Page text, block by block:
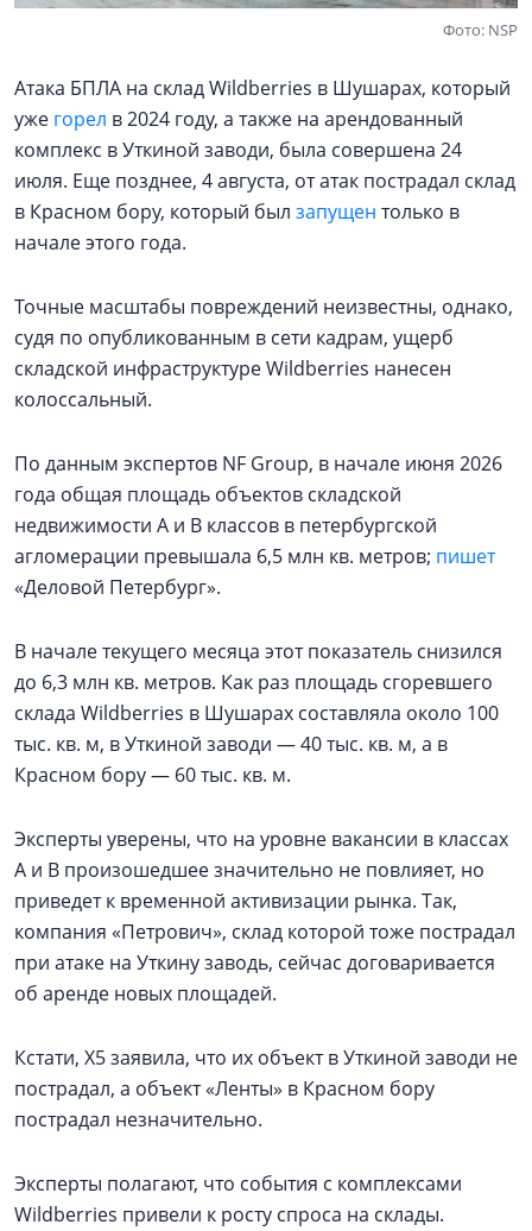
Фото: NSP
Атака БПЛА на склад Wildberries в Шушарах, который
уже горел в 2024 году, а также на арендованный
комплекс в Уткиной заводи, была совершена 24
июля. Еще позднее, 4 августа, от атак пострадал склад
в Красном бору, который был запущен только в
начале этого года.
Точные масштабы повреждений неизвестны, однако,
судя по опубликованным в сети кадрам, ущерб
складской инфраструктуре Wildberries нанесен
колоссальный.
По данным экспертов NF Group, в начале июня 2026
года общая площадь объектов складской
недвижимости А и В классов в петербургской
агломерации превышала 6,5 млн кв. метров; пишет
«Деловой Петербург».
В начале текущего месяца этот показатель снизился
до 6,3 млн кв. метров. Как раз площадь сгоревшего
склада Wildberries в Шушарах составляла около 100
тыс. кв. м, в Уткиной заводи — 40 тыс. кв. м, а в
Красном бору — 60 тыс. кв. м.
Эксперты уверены, что на уровне вакансии в классах
А и В произошедшее значительно не повлияет, но
приведет к временной активизации рынка. Так,
компания «Петрович», склад которой тоже пострадал
при атаке на Уткину заводь, сейчас договаривается
об аренде новых площадей.
Кстати, Х5 заявила, что их объект в Уткиной заводи не
пострадал, а объект «Ленты» в Красном бору
пострадал незначительно.
Эксперты полагают, что события с комплексами
Wildberries привели к росту спроса на склады.